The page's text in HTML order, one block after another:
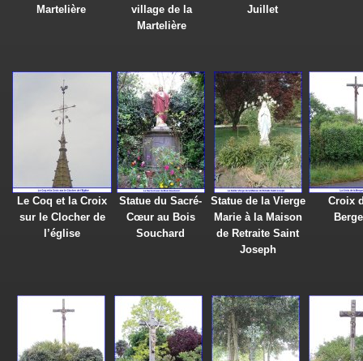
Martelière
village de la
Martelière
Juillet
Le Coq et la Croix
sur le Clocher de
l’église
Statue du Sacré-
Cœur au Bois
Souchard
Statue de la Vierge
Marie à la Maison
de Retraite Saint
Joseph
Croix